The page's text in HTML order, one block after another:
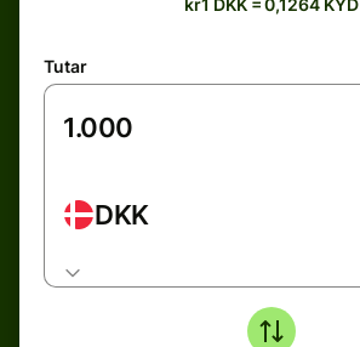
kr1 DKK = 0,1264 KYD
Tutar
DKK